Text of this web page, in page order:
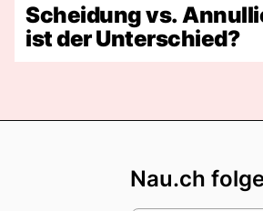
Scheidung vs.
ist der Unterschied?
Nau.ch